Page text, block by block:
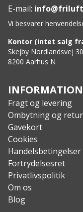
E-mail:
Vi besvarer
Kontor (intet salg
Skejby Nordlandsvej
8200 Aarhus N
INFORMATION
Fragt og levering
Ombytning og
Gavekort
Cookies
Handelsbetingelser
Fortrydelsesret
Privatlivspolitik
Om os
Blog